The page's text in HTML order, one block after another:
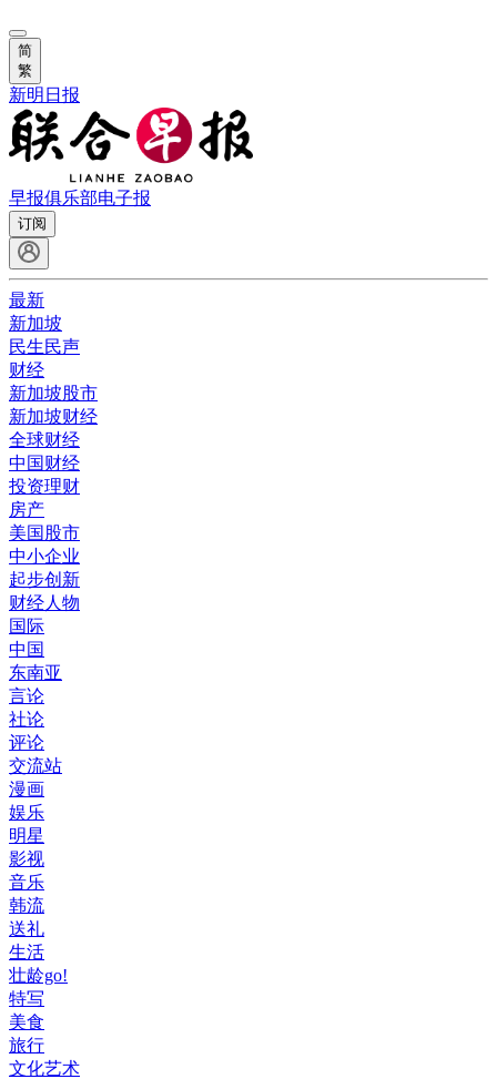
简
繁
新明日报
早报俱乐部电子报
订阅
最新
新加坡
民生民声
财经
新加坡股市
新加坡财经
全球财经
中国财经
投资理财
房产
美国股市
中小企业
起步创新
财经人物
国际
中国
东南亚
言论
社论
评论
交流站
漫画
娱乐
明星
影视
音乐
韩流
送礼
生活
壮龄go!
特写
美食
旅行
文化艺术